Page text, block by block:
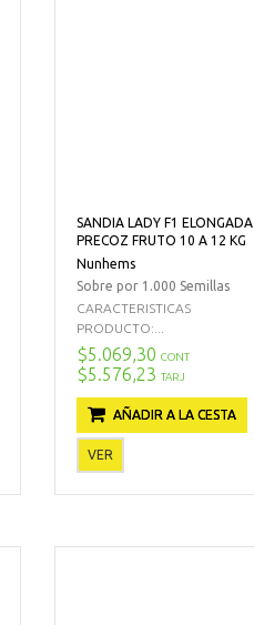
SANDIA LADY F1 ELONGADA
PRECOZ FRUTO 10 A 12 KG
Nunhems
Sobre por 1.000 Semillas
CARACTERISTICAS
PRODUCTO:...
$5.069,30 CONT
$5.576,23 TARJ
AÑADIR A LA CESTA
VER